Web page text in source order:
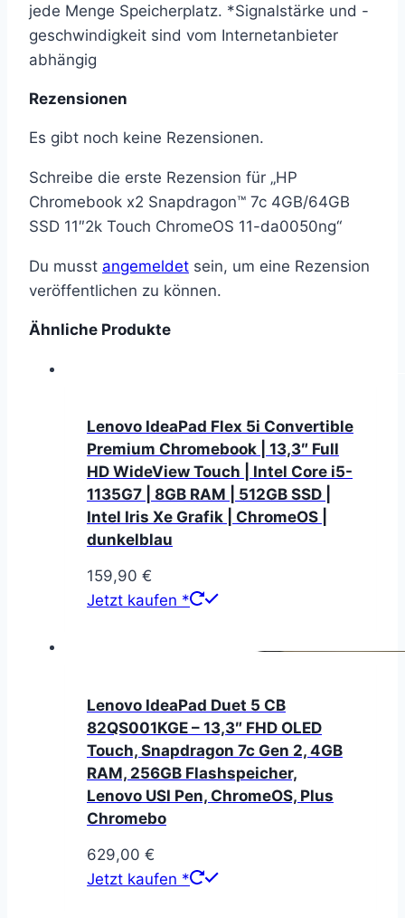
jede Menge Speicherplatz. *Signalstärke und -
geschwindigkeit sind vom Internetanbieter
abhängig
Rezensionen
Es gibt noch keine Rezensionen.
Schreibe die erste Rezension für „HP
Chromebook x2 Snapdragon™ 7c 4GB/64GB
SSD 11″2k Touch ChromeOS 11-da0050ng“
Du musst angemeldet sein, um eine Rezension
veröffentlichen zu können.
Ähnliche Produkte
Lenovo IdeaPad Flex 5i Convertible
Premium Chromebook | 13,3″ Full
HD WideView Touch | Intel Core i5-
1135G7 | 8GB RAM | 512GB SSD |
Intel Iris Xe Grafik | ChromeOS |
dunkelblau
159,90 €
Jetzt kaufen *
Lenovo IdeaPad Duet 5 CB
82QS001KGE – 13,3″ FHD OLED
Touch, Snapdragon 7c Gen 2, 4GB
RAM, 256GB Flashspeicher,
Lenovo USI Pen, ChromeOS, Plus
Chromebo
629,00 €
Jetzt kaufen *